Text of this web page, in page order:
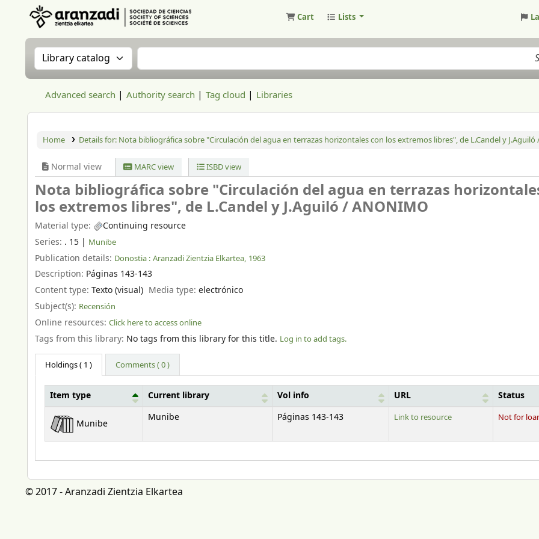
Cart Lists
Search the catalog by:Search the catalog
Advanced search Authority search Tag cloud Libraries
Home Details for: Nota bibliográfica sobre "Circulación del agua en terrazas horizontales con los extremos libres", de L.Candel y J.Aguiló
Normal view MARC view ISBD view
Nota bibliográfica sobre "Circulación del agua en terrazas
los extremos libres", de L.Candel y J.Aguiló /ANONIMO
Material type:
Continuing resource
Series: . 15 | Munibe
Publication details: Donostia : Aranzadi Zientzia Elkartea, 1963
Description: Páginas 143-143
Content type: Texto (visual) Media type:electrónico
Subject(s): Recensión
Online resources: Click here to access online
Tags from this library: No tags from this library for this title. Log in to add tags.
Holdings( 1 ) Comments ( 0 )
Holdings
Item type Current library Vol info URL Status
Munibe
Munibe Páginas 143-143 Link to resource Not for
© 2017 - Aranzadi Zientzia Elkartea